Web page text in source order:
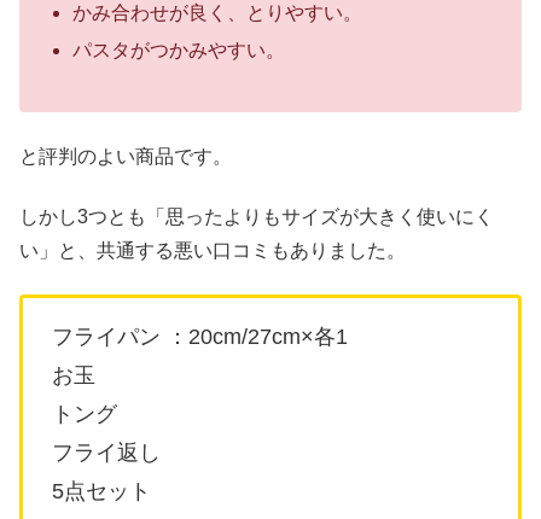
かみ合わせが良く、とりやすい。
パスタがつかみやすい。
と評判のよい商品です。
しかし3つとも「思ったよりもサイズが大きく使いにく
い」と、共通する悪い口コミもありました。
フライパン ：20cm/27cm×各1
お玉
トング
フライ返し
5点セット